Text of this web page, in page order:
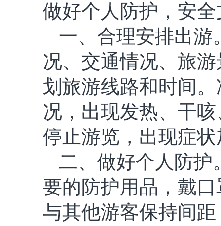
做好个人防护，安
一、合理安排出游
况、交通情况、旅
划旅游线路和时间
况，出现发热、干
停止游览，出现症
二、做好个人防护
要的防护用品，戴
与其他游客保持间